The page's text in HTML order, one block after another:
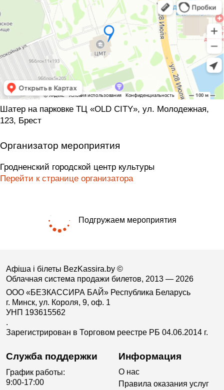
Шатер на парковке ТЦ «OLD CITY», ул. Молодежная,
123, Брест
Организатор мероприятия
Гродненский городской центр культуры
Перейти к странице организатора
Подгружаем мероприятия
Афіша і білеты BezKassira.by ©
Облачная система продажи билетов, 2013 — 2026
ООО «БЕЗКАССИРА БАЙ» Республика Беларусь
г. Минск, ул. Короля, 9, оф. 1
УНП 193615562
.
Зарегистрирован в Торговом реестре РБ 04.06.2014 г.
Служба поддержки
График работы:
9:00-17:00
Информация
О нас
Правила оказания услуг